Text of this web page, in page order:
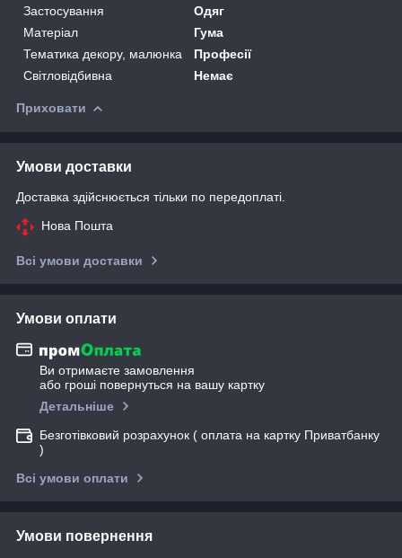
Застосування
Одяг
Матеріал
Гума
Тематика декору, малюнка
Професії
Світловідбивна
Немає
Приховати
Умови доставки
Доставка здійснюється тільки по передоплаті.
Нова Пошта
Всі умови доставки
Умови оплати
Ви отримаєте замовлення
або гроші повернуться на вашу картку
Детальніше
Безготівковий розрахунок ( оплата на картку Приватбанку
)
Всі умови оплати
Умови повернення